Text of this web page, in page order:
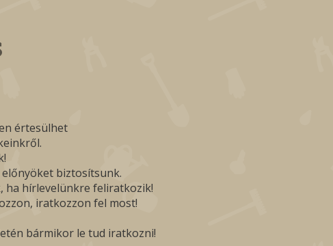
értesülhet
biztosítsunk.
ha hírlevelünkre feliratkozik!
iratkozzon fel most!
bármikor le tud iratkozni!